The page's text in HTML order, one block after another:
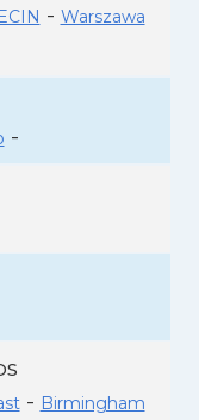
- Warszawa
-
- Birmingham